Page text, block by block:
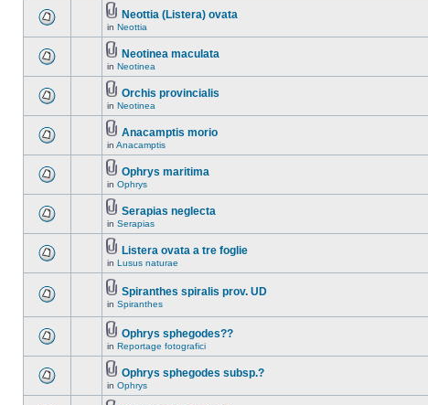
Neottia (Listera) ovata
in Neottia
Neotinea maculata
in Neotinea
Orchis provincialis
in Neotinea
Anacamptis morio
in Anacamptis
Ophrys maritima
in Ophrys
Serapias neglecta
in Serapias
Listera ovata a tre foglie
in Lusus naturae
Spiranthes spiralis prov. UD
in Spiranthes
Ophrys sphegodes??
in Reportage fotografici
Ophrys sphegodes subsp.?
in Ophrys